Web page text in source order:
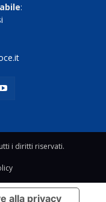
:
i diritti riservati.
alla privacy